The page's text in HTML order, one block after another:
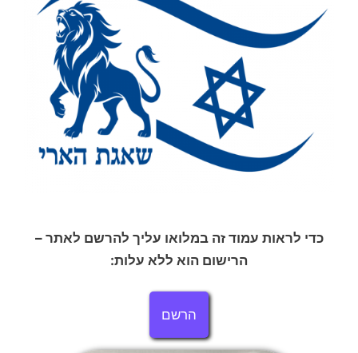
כדי לראות עמוד זה במלואו עליך להרשם לאתר –
הרישום הוא ללא עלות:
הרשם